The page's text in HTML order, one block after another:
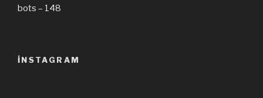
bots – 148
INSTAGRAM